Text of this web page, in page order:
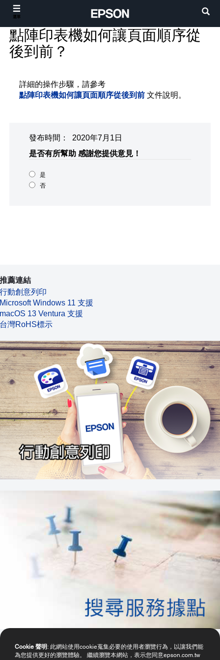
點陣印表機如何讓頁面順序從
後到前？
詳細的操作步驟，請參考
點陣印表機如何讓頁面順序從後到前 文件說明。
發布時間： 2020年7月1日
是否有所幫助 感謝您提供意見！
是
否
推薦連結
行動創意列印
Microsoft Windows 11 支援
macOS 13 Ventura 支援
台灣RoHS標示
Cookie 聲明 : 此網站使用cookie蒐集必要的使用者瀏覽行為，以讓我們能
為您提供更好的瀏覽體驗。 繼續瀏覽本網站，表示您同意epson.com.tw